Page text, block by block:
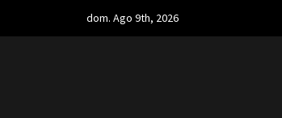
content
dom. Ago 9th, 2026